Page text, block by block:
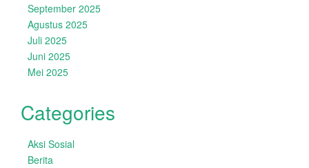
September 2025
Agustus 2025
Juli 2025
Juni 2025
Mei 2025
Categories
Aksi Sosial
Berita